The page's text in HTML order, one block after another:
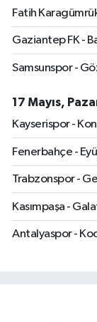
Fatih
Gaziantep FK -
Samsunspor -
17 Mayıs,
Kayserispor -
Fenerbahçe -
Trabzonspor -
Kasımpaşa -
Antalyaspor -